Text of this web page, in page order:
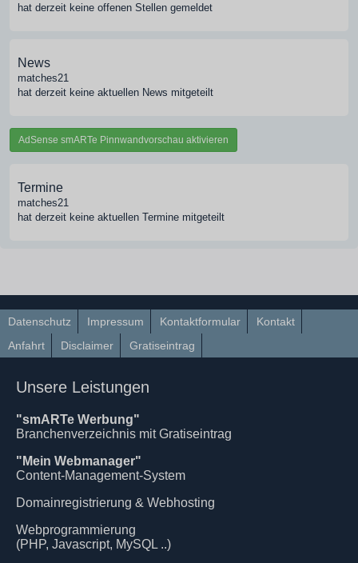
hat derzeit keine offenen Stellen gemeldet
News
matches21
hat derzeit keine aktuellen News mitgeteilt
AdSense smARTe Pinnwandvorschau aktivieren
Termine
matches21
hat derzeit keine aktuellen Termine mitgeteilt
Datenschutz Impressum Kontaktformular
Kontakt
Anfahrt
Disclaimer Gratiseintrag
Unsere Leistungen
"smARTe Werbung"
Branchenverzeichnis mit Gratiseintrag
"Mein Webmanager"
Content-Management-System
Domainregistrierung & Webhosting
Webprogrammierung
(PHP, Javascript, MySQL ..)